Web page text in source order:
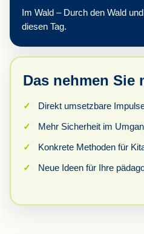
Im Wald – Durch den Wald
diesen Tag.
Das nehmen Sie
Direkt umsetzbare
Mehr Sicherheit im
Konkrete Methoden für
Neue Ideen für Ihre